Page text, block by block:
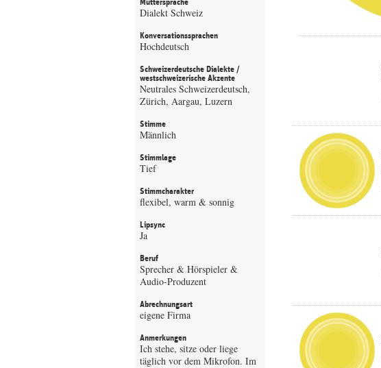
Muttersprache
Dialekt Schweiz
Konversationssprachen
Hochdeutsch
Schweizerdeutsche Dialekte /
westschweizerische Akzente
Neutrales Schweizerdeutsch,
Zürich, Aargau, Luzern
Stimme
Männlich
Stimmlage
Tief
Stimmcharakter
flexibel, warm & sonnig
Lipsync
Ja
Beruf
Sprecher & Hörspieler &
Audio-Produzent
Abrechnungsart
eigene Firma
Anmerkungen
Ich stehe, sitze oder liege
täglich vor dem Mikrofon. Im